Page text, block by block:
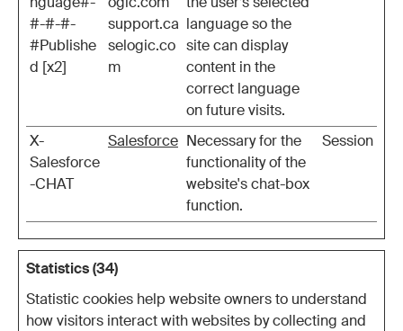
#-#-#-
#Publishe
d [x2]
support.ca
selogic.co
m
language so the
site can display
content in the
correct language
on future visits.
X-
Salesforce
-CHAT
Salesforce Necessary for the
functionality of the
website's chat-box
function.
Session
Statistics (34)
Statistic cookies help website owners to understand
how visitors interact with websites by collecting and